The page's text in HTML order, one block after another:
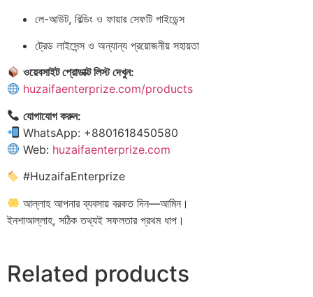
লে-আউট, বিল্ডিং ও ফায়ার সেফটি গাইডেন্স
ট্রেড লাইসেন্স ও অন্যান্য প্রয়োজনীয় সহায়তা
ওয়েবসাইট প্রোডাক্ট লিস্ট দেখুন:
huzaifaenterprize.com/products
যোগাযোগ করুন:
WhatsApp: +8801618450580
Web: huzaifaenterprize.com
#HuzaifaEnterprize
আল্লাহ আপনার ব্যবসায় বরকত দিন—আমিন।
ইনশাআল্লাহ, সঠিক তথ্যই সফলতার প্রথম ধাপ।
Related products